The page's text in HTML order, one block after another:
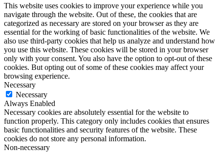
This website uses cookies to improve your experience while you
navigate through the website. Out of these, the cookies that are
categorized as necessary are stored on your browser as they are
essential for the working of basic functionalities of the website. We
also use third-party cookies that help us analyze and understand how
you use this website. These cookies will be stored in your browser
only with your consent. You also have the option to opt-out of these
cookies. But opting out of some of these cookies may affect your
browsing experience.
Necessary
Necessary
Always Enabled
Necessary cookies are absolutely essential for the website to
function properly. This category only includes cookies that ensures
basic functionalities and security features of the website. These
cookies do not store any personal information.
Non-necessary